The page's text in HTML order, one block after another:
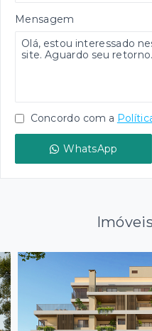
Mensagem
Concordo com a
WhatsApp